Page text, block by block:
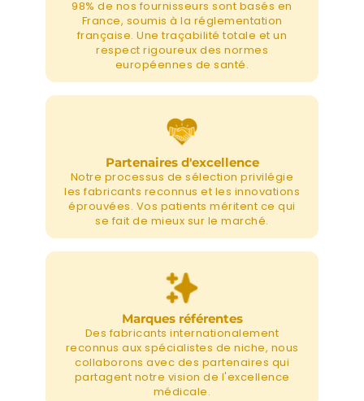
98% de nos fournisseurs sont basés en
France, soumis à la réglementation
française. Une traçabilité totale et un
respect rigoureux des normes
européennes de santé.
Partenaires d'excellence
Notre processus de sélection privilégie
les fabricants reconnus et les innovations
éprouvées. Vos patients méritent ce qui
se fait de mieux sur le marché.
Marques référentes
Des fabricants internationalement
reconnus aux spécialistes de niche, nous
collaborons avec des partenaires qui
partagent notre vision de l'excellence
médicale.